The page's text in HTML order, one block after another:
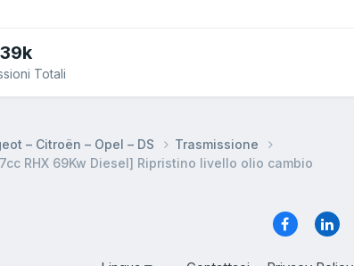
39k
Totali
– Citroën – Opel – DS
Trasmissione
RHX 69Kw Diesel] Ripristino livello olio cambio